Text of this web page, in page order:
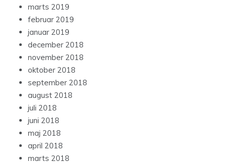
marts 2019
februar 2019
januar 2019
december 2018
november 2018
oktober 2018
september 2018
august 2018
juli 2018
juni 2018
maj 2018
april 2018
marts 2018